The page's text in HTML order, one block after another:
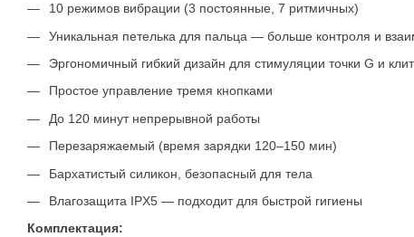
10 режимов вибрации (3 постоянные, 7 ритмичных)
Уникальная петелька для пальца — больше контроля и
Эргономичный гибкий дизайн для стимуляции точки G и
Простое управление тремя кнопками
До 120 минут непрерывной работы
Перезаряжаемый (время зарядки 120–150 мин)
Бархатистый силикон, безопасный для тела
Влагозащита IPX5 — подходит для быстрой гигиены
Комплектация: